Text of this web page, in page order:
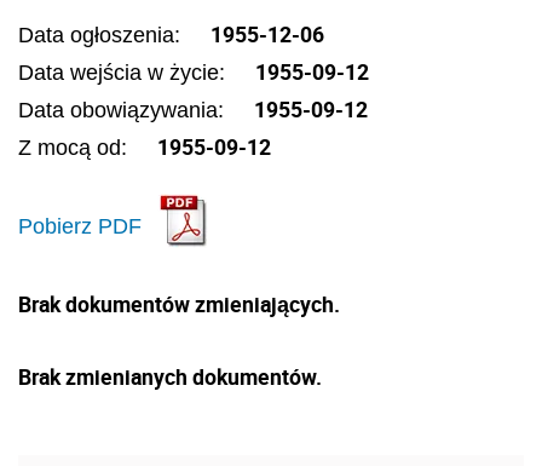
Data ogłoszenia: 1955-12-06
Data wejścia w życie: 1955-09-12
Data obowiązywania: 1955-09-12
Z mocą od: 1955-09-12
Pobierz PDF
Brak dokumentów zmieniających.
Brak zmienianych dokumentów.